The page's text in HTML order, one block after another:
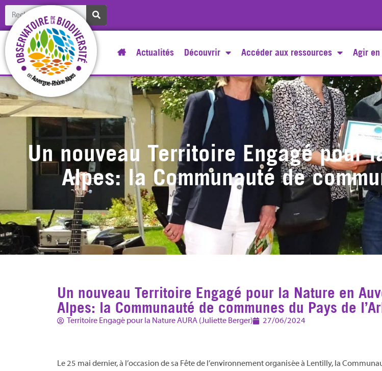
Actualités Découvrir Accéder aux ressources Agir
Un nouveau Territoire Engagé pour
Alpes: la Communauté de
Un nouveau Territoire Engagé pour la Nature en
Alpes: la Communauté de communes du Pays de
Territoire Engagé pour la Nature AURA (Juliette Berger) 27/06/2024
Le 25 mai dernier, à l’occasion de sa Fête de l’environnement organisée à Lentilly, la